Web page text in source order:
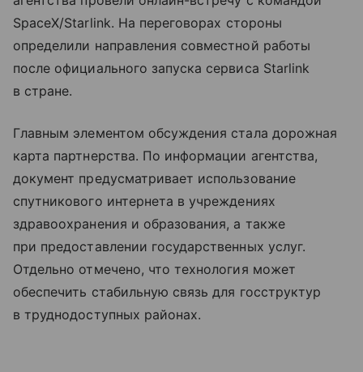
SpaceX/Starlink. На переговорах стороны
определили направления совместной работы
после официального запуска сервиса Starlink
в стране.
Главным элементом обсуждения стала дорожная
карта партнерства. По информации агентства,
документ предусматривает использование
спутникового интернета в учреждениях
здравоохранения и образования, а также
при предоставлении государственных услуг.
Отдельно отмечено, что технология может
обеспечить стабильную связь для госструктур
в труднодоступных районах.